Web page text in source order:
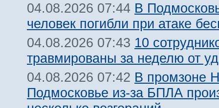
04.08.2026 07:44 В
человек погибли при атаке
04.08.2026 07:43 10
травмированы за неделю от
04.08.2026 07:42 В промзоне
Подмосковье из-за БПЛА